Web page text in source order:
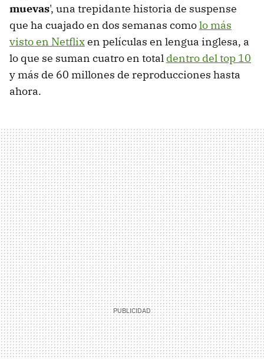
muevas', una trepidante historia de suspense
que ha cuajado en dos semanas comolo más
visto en Netflixen películas en lengua inglesa, a
lo que se suman cuatro en total dentro del top 10
y más de 60 millones de reproducciones hasta
ahora.